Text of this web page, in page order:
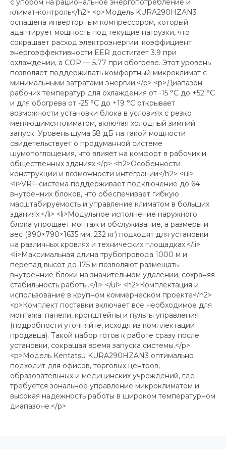
с упором на рациональное энергопотребление и
климат-контроль</h2> <p>Модель KURA290HZAN3
оснащена инверторным компрессором, который
адаптирует мощность под текущие нагрузки, что
сокращает расход электроэнергии: коэффициент
энергоэффективности EER достигает 3.9 при
охлаждении, а COP — 5.77 при обогреве. Этот уровень
позволяет поддерживать комфортный микроклимат с
минимальными затратами энергии.</p> <p>Диапазон
рабочих температур для охлаждения от -15 °C до +52 °C
и для обогрева от -25 °C до +19 °C открывает
возможности установки блока в условиях с резко
меняющимся климатом, включая холодный зимний
запуск. Уровень шума 58 дБ на такой мощности
свидетельствует о продуманной системе
шумопоглощения, что влияет на комфорт в рабочих и
общественных зданиях.</p> <h2>Особенности
конструкции и возможности интеграции</h2> <ul>
<li>VRF-система поддерживает подключение до 64
внутренних блоков, что обеспечивает гибкую
масштабируемость и управление климатом в больших
зданиях.</li> <li>Модульное исполнение наружного
блока упрощает монтаж и обслуживание, а размеры и
вес (990×790×1635 мм, 232 кг) подходят для установки
на различных кровлях и технических площадках.</li>
<li>Максимальная длина трубопровода 1000 м и
перепад высот до 175 м позволяют размещать
внутренние блоки на значительном удалении, сохраняя
стабильность работы.</li> </ul> <h2>Комплектация и
использование в крупном коммерческом проекте</h2>
<p>Комплект поставки включает все необходимое для
монтажа: панели, кронштейны и пульты управления
(подробности уточняйте, исходя из комплектации
продавца). Такой набор готов к работе сразу после
установки, сокращая время запуска системы.</p>
<p>Модель Kentatsu KURA290HZAN3 оптимально
подходит для офисов, торговых центров,
образовательных и медицинских учреждений, где
требуется зональное управление микроклиматом и
высокая надежность работы в широком температурном
диапазоне.</p>